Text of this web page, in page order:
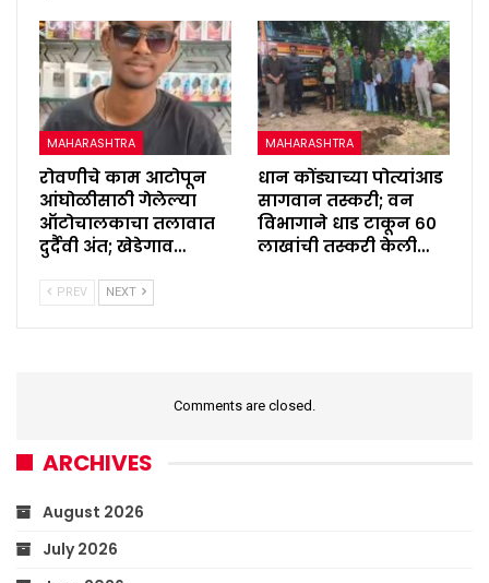
MAHARASHTRA
रोवणीचे काम आटोपून
आंघोळीसाठी गेलेल्या
ऑटोचालकाचा तलावात
दुर्दैवी अंत; खेडेगाव…
MAHARASHTRA
धान कोंड्याच्या पोत्यांआड
सागवान तस्करी; वन
विभागाने धाड टाकून ६०
लाखांची तस्करी केली…
PREV NEXT
Comments are closed.
ARCHIVES
August 2026
July 2026